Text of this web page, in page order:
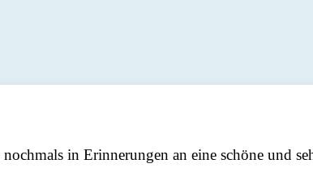
in Erinnerungen an eine schöne und